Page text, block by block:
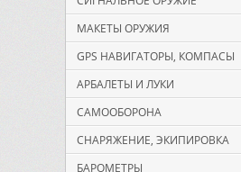
МАКЕТЫ ОРУЖИЯ
GPS НАВИГАТОРЫ, КОМПАСЫ
АРБАЛЕТЫ И ЛУКИ
САМООБОРОНА
СНАРЯЖЕНИЕ, ЭКИПИРОВКА
БАРОМЕТРЫ